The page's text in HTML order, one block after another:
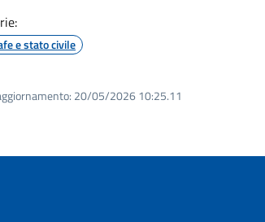
e stato civile
20/05/2026 10:25.11